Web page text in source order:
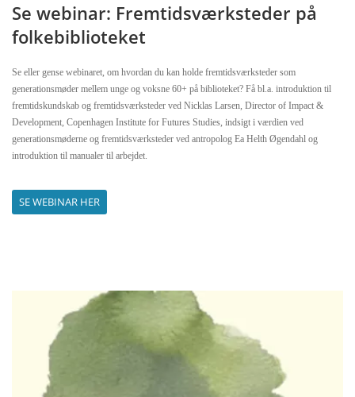
Se webinar: Fremtidsværksteder på
folkebiblioteket
Se eller gense webinaret, om hvordan du kan holde fremtidsværksteder som
generationsmøder mellem unge og voksne 60+ på biblioteket? Få bl.a. introduktion til
fremtidskundskab og fremtidsværksteder ved Nicklas Larsen, Director of Impact &
Development, Copenhagen Institute for Futures Studies, indsigt i værdien ved
generationsmøderne og fremtidsværksteder ved antropolog Ea Helth Øgendahl og
introduktion til manualer til arbejdet.
SE WEBINAR HER